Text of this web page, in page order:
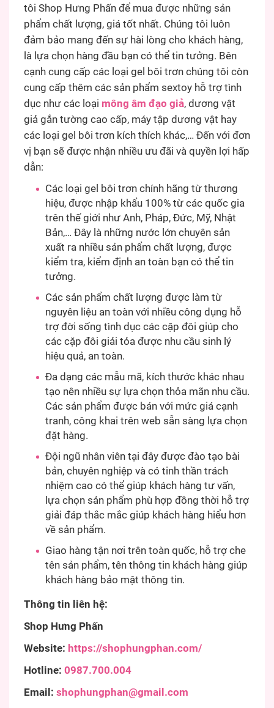
tôi Shop Hưng Phấn để mua được những sản
phẩm chất lượng, giá tốt nhất. Chúng tôi luôn
đảm bảo mang đến sự hài lòng cho khách hàng,
là lựa chọn hàng đầu bạn có thể tin tưởng. Bên
cạnh cung cấp các loại gel bôi trơn chúng tôi còn
cung cấp thêm các sản phẩm sextoy hỗ trợ tình
dục như các loại mông âm đạo giả, dương vật
giả gắn tường cao cấp, máy tập dương vật hay
các loại gel bôi trơn kích thích khác,… Đến với đơn
vị bạn sẽ được nhận nhiều ưu đãi và quyền lợi hấp
dẫn:
Các loại gel bôi trơn chính hãng từ thương
hiệu, được nhập khẩu 100% từ các quốc gia
trên thế giới như Anh, Pháp, Đức, Mỹ, Nhật
Bản,… Đây là những nước lớn chuyên sản
xuất ra nhiều sản phẩm chất lượng, được
kiểm tra, kiểm định an toàn bạn có thể tin
tưởng.
Các sản phẩm chất lượng được làm từ
nguyên liệu an toàn với nhiều công dụng hỗ
trợ đời sống tình dục các cặp đôi giúp cho
các cặp đôi giải tỏa được nhu cầu sinh lý
hiệu quả, an toàn.
Đa dạng các mẫu mã, kích thước khác nhau
tạo nên nhiều sự lựa chọn thỏa mãn nhu cầu.
Các sản phẩm được bán với mức giá cạnh
tranh, công khai trên web sẵn sàng lựa chọn
đặt hàng.
Đội ngũ nhân viên tại đây được đào tạo bài
bản, chuyên nghiệp và có tinh thần trách
nhiệm cao có thể giúp khách hàng tư vấn,
lựa chọn sản phẩm phù hợp đồng thời hỗ trợ
giải đáp thắc mắc giúp khách hàng hiểu hơn
về sản phẩm.
Giao hàng tận nơi trên toàn quốc, hỗ trợ che
tên sản phẩm, tên thông tin khách hàng giúp
khách hàng bảo mật thông tin.
Thông tin liên hệ:
Shop Hưng Phấn
Website: https://shophungphan.com/
Hotline: 0987.700.004
Email: shophungphan@gmail.com